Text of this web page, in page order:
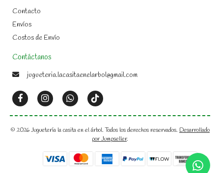
Contacto
Envíos
Costos de Envío
Contáctanos
jugueteria.lacasitaenelarbol@gmail.com
© 2026 Juguetería la casita en el árbol. Todos los derechos reservados. Desarrollado
por Jumpseller.